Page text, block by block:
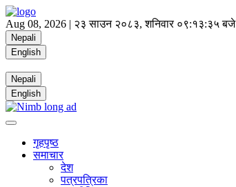
Aug 08, 2026 | २३ साउन २०८३, शनिवार ०९:१३:३५ बजे
Nepali
English
Nepali
English
गृहपृष्ठ
समाचार
देश
पत्रपत्रिका